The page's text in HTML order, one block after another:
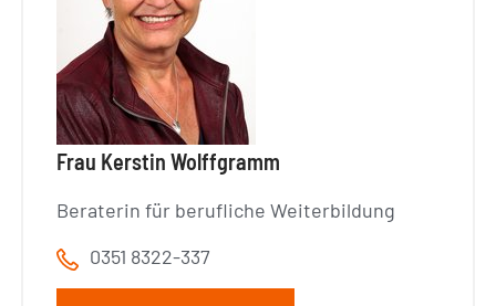
Frau Kerstin Wolffgramm
Beraterin für berufliche Weiterbildung
0351 8322-337